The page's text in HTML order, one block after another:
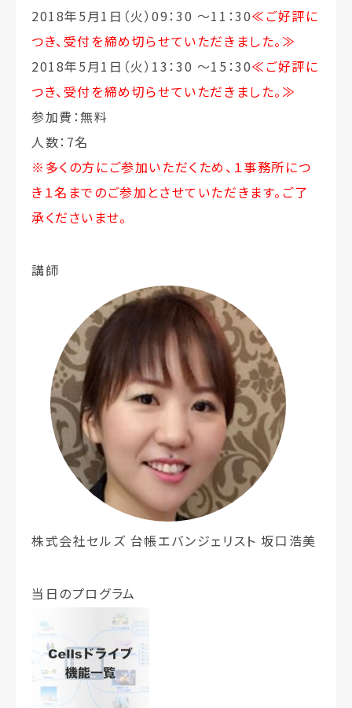
2018年5月1日（火）09：30 〜11：30≪ご好評に
つき、受付を締め切らせていただきました。≫
2018年5月1日（火）13：30 〜15：30≪ご好評に
つき、受付を締め切らせていただきました。≫
参加費：無料
人数：7名
※多くの方にご参加いただくため、１事務所につ
き１名までのご参加とさせていただきます。ご了
承くださいませ。
講師
株式会社セルズ 台帳エバンジェリスト 坂口浩美
当日のプログラム